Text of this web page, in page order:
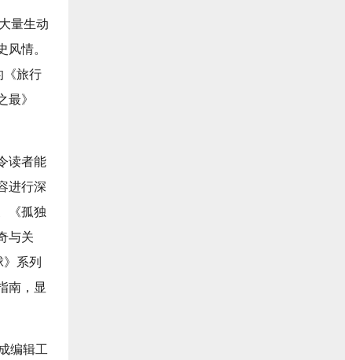
量生动
情。
《旅行
》
读者能
进行深
《孤独
与关
系列
南，显
编辑工